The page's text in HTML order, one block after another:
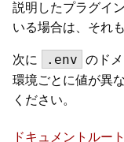
説明したプラグイ
いる場合は、それ
次に
.env のド
環境ごとに値が異
ください。
ドキュメントルー